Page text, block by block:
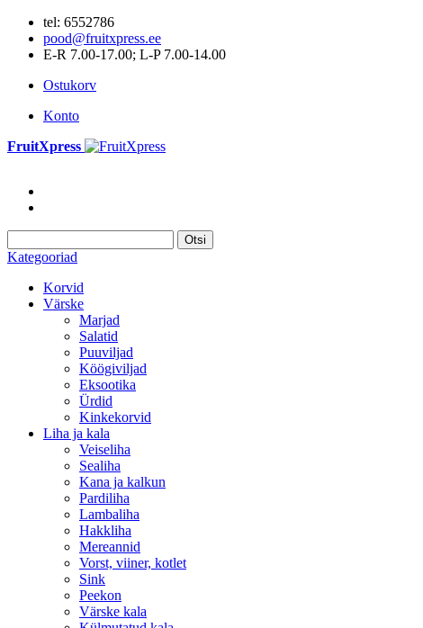
tel: 6552786
pood@fruitxpress.ee
E-R 7.00-17.00; L-P 7.00-14.00
Ostukorv
Konto
FruitXpress
Otsi
Kategooriad
Korvid
Värske
Marjad
Salatid
Puuviljad
Köögiviljad
Eksootika
Ürdid
Kinkekorvid
Liha ja kala
Veiseliha
Sealiha
Kana ja kalkun
Pardiliha
Lambaliha
Hakkliha
Mereannid
Vorst, viiner, kotlet
Sink
Peekon
Värske kala